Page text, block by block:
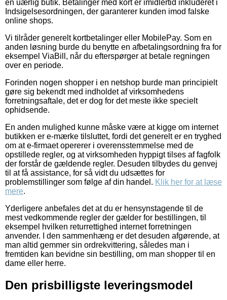
en uærlig butik. Betalinger med kort er imidlertid inkluderet i
Indsigelsesordningen, der garanterer kunden imod falske
online shops.
Vi tilråder generelt kortbetalinger eller MobilePay. Som en
anden løsning burde du benytte en afbetalingsordning fra for
eksempel ViaBill, når du efterspørger at betale regningen
over en periode.
Forinden nogen shopper i en netshop burde man principielt
gøre sig bekendt med indholdet af virksomhedens
forretningsaftale, det er dog for det meste ikke specielt
ophidsende.
En anden mulighed kunne måske være at kigge om internet
butikken er e-mærke tilsluttet, fordi det generelt er en tryghed
om at e-firmaet opererer i overensstemmelse med de
opstillede regler, og at virksomheden hyppigt tilses af fagfolk
der forstår de gældende regler. Desuden tilbydes du genvej
til at få assistance, for så vidt du udsættes for
problemstillinger som følge af din handel. Klik her for at læse
mere.
Yderligere anbefales det at du er hensynstagende til de
mest vedkommende regler der gælder for bestillingen, til
eksempel hvilken returrettighed internet forretningen
anvender. I den sammenhæng er det desuden afgørende, at
man altid gemmer sin ordrekvittering, således man i
fremtiden kan bevidne sin bestilling, om man shopper til en
dame eller herre.
Den prisbilligste leveringsmodel